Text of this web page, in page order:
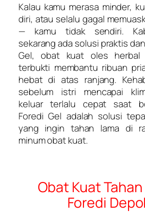
Kalau kamu merasa minder,
diri, atau selalu gagal
— kamu tidak sendiri.
sekarang ada solusi praktis
Gel, obat kuat oles herbal
terbukti membantu ribuan
hebat di atas ranjang.
sebelum istri mencapai
keluar terlalu cepat saat
Foredi Gel adalah solusi
yang ingin tahan lama di
minum obat kuat.
Obat Kuat
Foredi